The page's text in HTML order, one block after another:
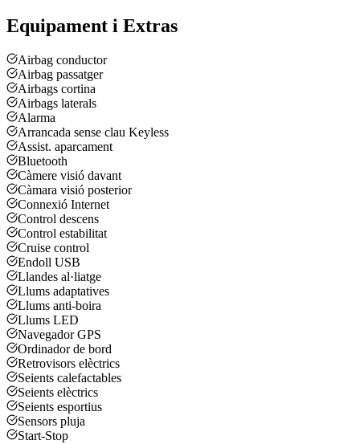
Equipament i Extras
Airbag conductor
Airbag passatger
Airbags cortina
Airbags laterals
Alarma
Arrancada sense clau Keyless
Assist. aparcament
Bluetooth
Càmere visió davant
Càmara visió posterior
Connexió Internet
Control descens
Control estabilitat
Cruise control
Endoll USB
Llandes al·liatge
Llums adaptatives
Llums anti-boira
Llums LED
Navegador GPS
Ordinador de bord
Retrovisors elèctrics
Seients calefactables
Seients elèctrics
Seients esportius
Sensors pluja
Start-Stop